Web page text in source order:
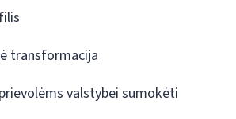
transformacija
valstybei sumokėti